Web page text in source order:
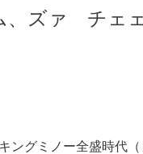
、ズァ チェ
ングミノー全盛時代